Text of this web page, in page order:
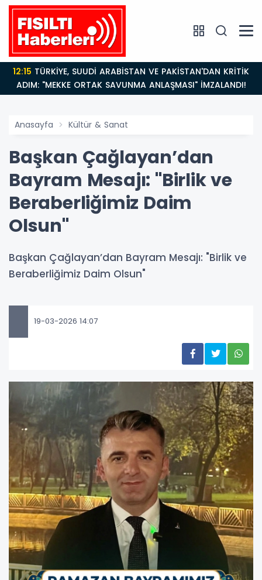
12:15
ADIM: "MEKKE ORTAK SAVUNMA ANLAŞMASI" İMZALANDI!
Anasayfa Kültür & Sanat
Başkan Çağlayan’dan
Bayram Mesajı: "Birlik ve
Beraberliğimiz Daim
Olsun"
Başkan Çağlayan’dan Bayram Mesajı: "Birlik ve
Beraberliğimiz Daim Olsun"
19-03-2026 14:07